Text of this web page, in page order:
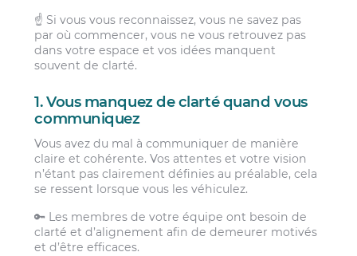
☝️ Si vous vous reconnaissez, vous ne savez pas
par où commencer, vous ne vous retrouvez pas
dans votre espace et vos idées manquent
souvent de clarté.
1. Vous manquez de clarté quand vous
communiquez
Vous avez du mal à communiquer de manière
claire et cohérente. Vos attentes et votre vision
n’étant pas clairement définies au préalable, cela
se ressent lorsque vous les véhiculez.
🔑 Les membres de votre équipe ont besoin de
clarté et d’alignement afin de demeurer motivés
et d’être efficaces.